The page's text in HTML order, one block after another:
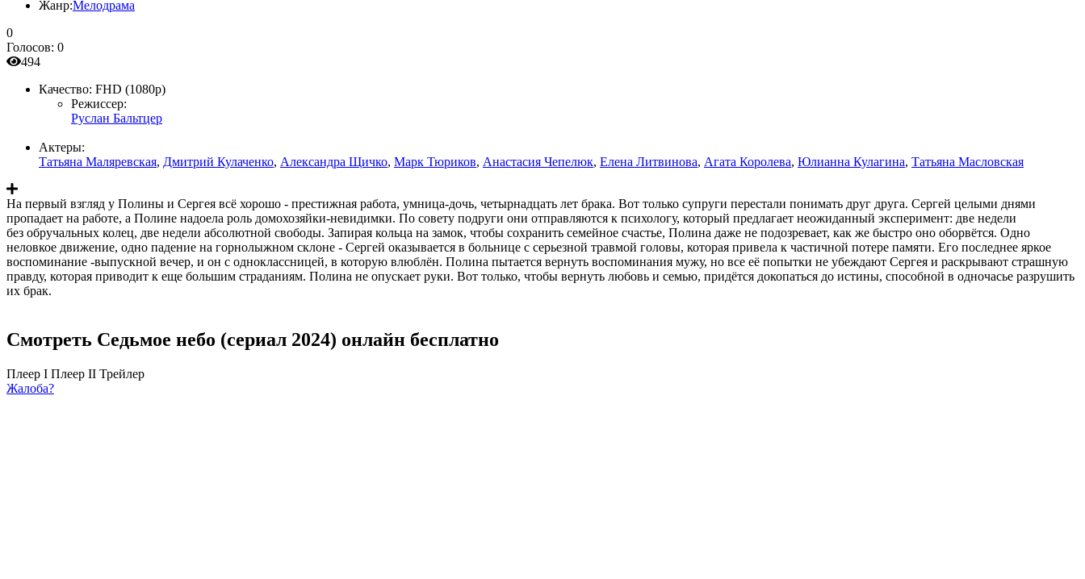
Жанр:Мелодрама
0
Голосов: 0
494
Качество: FHD (1080p)
Режиссер:
Руслан Бальтцер
Актеры:
Татьяна Маляревская, Дмитрий Кулаченко, Александра Щичко, Марк Тюриков, Анастасия Чепелюк, Елена Литвинова, Агата Королева, Юлианна Кулагина, Татьяна Масловская
На первый взгляд у Полины и Сергея всё хорошо - престижная работа, умница-дочь, четырнадцать лет брака. Вот только супруги перестали понимать друг друга. Сергей целыми днями
пропадает на работе, а Полине надоела роль домохозяйки-невидимки. По совету подруги они отправляются к психологу, который предлагает неожиданный эксперимент: две недели
без обручальных колец, две недели абсолютной свободы. Запирая кольца на замок, чтобы сохранить семейное счастье, Полина даже не подозревает, как же быстро оно оборвётся. Одно
неловкое движение, одно падение на горнолыжном склоне - Сергей оказывается в больнице с серьезной травмой головы, которая привела к частичной потере памяти. Его последнее яркое
воспоминание -выпускной вечер, и он с одноклассницей, в которую влюблён. Полина пытается вернуть воспоминания мужу, но все её попытки не убеждают Сергея и раскрывают страшную
правду, которая приводит к еще большим страданиям. Полина не опускает руки. Вот только, чтобы вернуть любовь и семью, придётся докопаться до истины, способной в одночасье разрушить
их брак.
Смотреть Седьмое небо (сериал 2024) онлайн бесплатно
Плеер I Плеер II Трейлер
Жалоба?